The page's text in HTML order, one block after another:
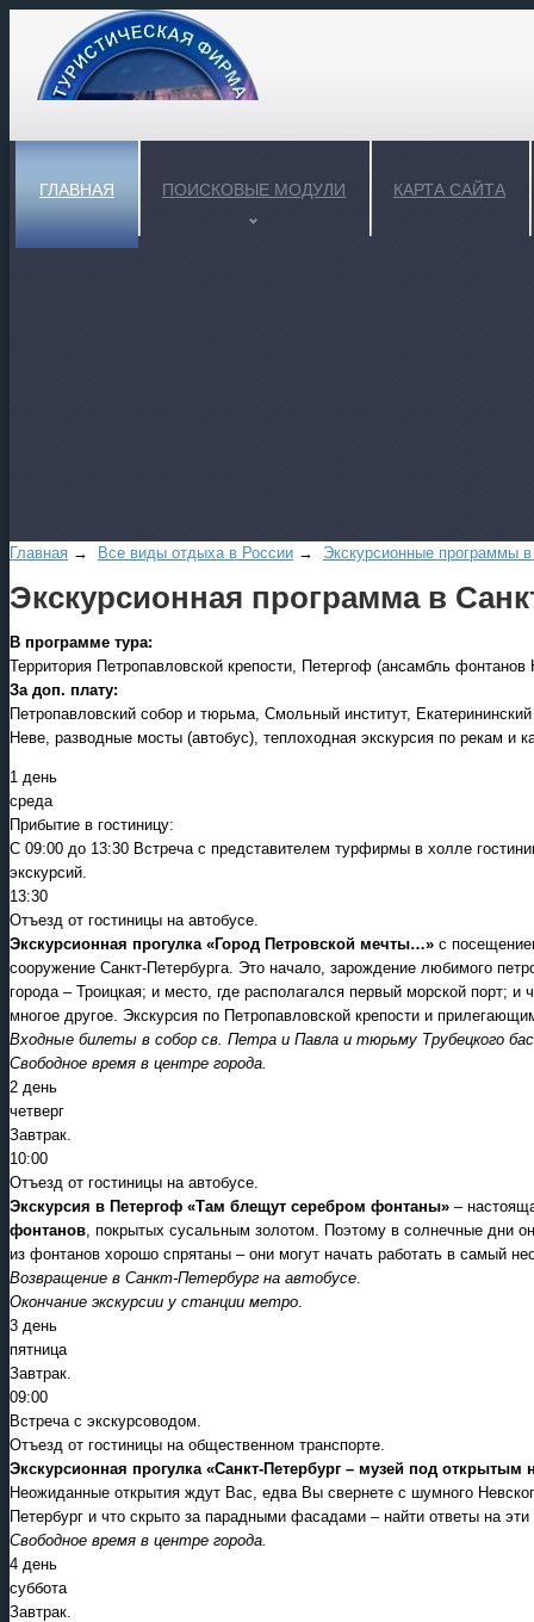
ГЛАВНАЯ ПОИСКОВЫЕ МОДУЛИ КАРТА САЙТА
Главная → Все виды отдыха в России → Экскурсионные программы
Экскурсионная программа в
В программе тура:
Территория Петропавловской крепости, Петергоф (ансамбль
За доп. плату:
Петропавловский собор и тюрьма, Смольный институт,
Неве, разводные мосты (автобус), теплоходная экскурсия по рекам и
1 день
среда
Прибытие в гостиницу:
С 09:00 до 13:30 Встреча с представителем турфирмы в холле
экскурсий.
13:30
Отъезд от гостиницы на автобусе.
Экскурсионная прогулка «Город Петровской мечты…» с
сооружение Санкт-Петербурга. Это начало, зарождение любимого
города – Троицкая; и место, где располагался первый морской порт;
многое другое. Экскурсия по Петропавловской крепости и
Входные билеты в собор св. Петра и Павла и тюрьму Трубецкого
Свободное время в центре города.
2 день
четверг
Завтрак.
10:00
Отъезд от гостиницы на автобусе.
Экскурсия в Петергоф «Там блещут серебром фонтаны» –
фонтанов , покрытых сусальным золотом. Поэтому в солнечные дни
из фонтанов хорошо спрятаны – они могут начать работать в самый
Возвращение в Санкт-Петербург на автобусе
Окончание экскурсии у станции метро
3 день
пятница
Завтрак.
09:00
Встреча с экскурсоводом.
Отъезд от гостиницы на общественном транспорте.
Экскурсионная прогулка «Санкт-Петербург – музей под открытым
Неожиданные открытия ждут Вас, едва Вы свернете с шумного
Петербург и что скрыто за парадными фасадами – найти ответы на
Свободное время в центре города.
4 день
суббота
Завтрак.